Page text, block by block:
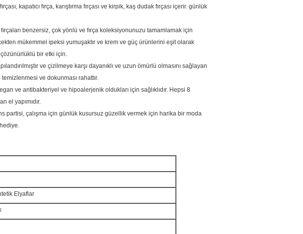
kapatıcı fırça, karıştırma fırçası ve kirpik, kaş dudak fırçası içerir. günlük
benzersiz, çok yönlü ve fırça koleksiyonunuzu tamamlamak için
mükemmel ipeksi yumuşaktır ve krem ​​ve güç ürünlerini eşit olarak
bir etki için.
ve çizilmeye karşı dayanıklı ve uzun ömürlü olmasını sağlayan
ve dokunması rahattır.
ve antibakteriyel ve hipoalerjenik oldukları için sağlıklıdır. Hepsi 8
el yapımıdır.
partisi, çalışma için günlük kusursuz güzellik vermek için harika bir moda
Elyaflar